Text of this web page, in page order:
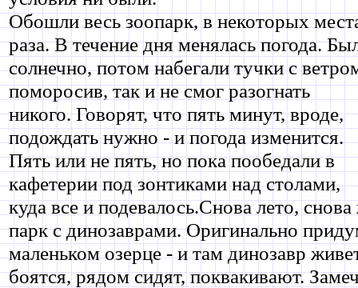
Обошли весь зоопарк, в некоторых
раза. В течение дня менялась погода.
солнечно, потом набегали тучки с
поморосив, так и не смог разогнать
никого. Говорят, что пять минут, вроде,
подождать нужно - и погода изменится.
Пять или не пять, но пока пообедали в
кафетерии под зонтиками над столами,
куда все и подевалось.Снова лето,
парк с динозаврами. Оригинально
маленьком озерце - и там динозавр
боятся, рядом сидят, поквакивают.